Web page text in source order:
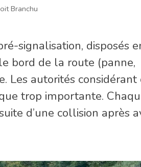
Branchu
signalisation, disposés
bord de la route (panne,
Les autorités considérant
trop importante.
d’une collision après